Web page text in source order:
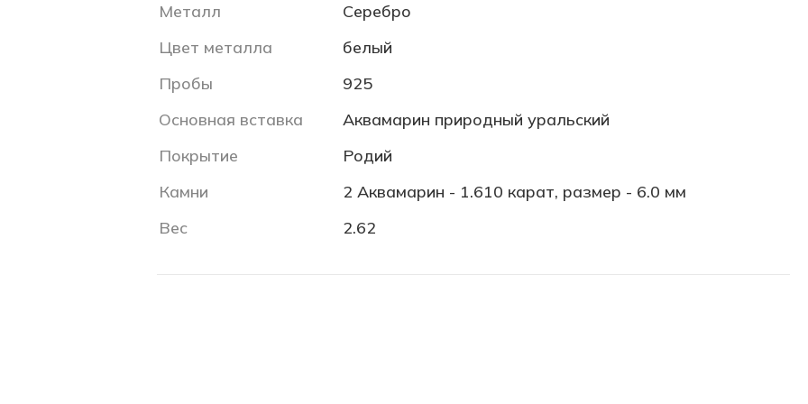
Металл
Серебро
Цвет металла
белый
Пробы
925
Основная вставка
Аквамарин природный уральский
Покрытие
Родий
Камни
2 Аквамарин - 1.610 карат, размер - 6.0 мм
Вес
2.62